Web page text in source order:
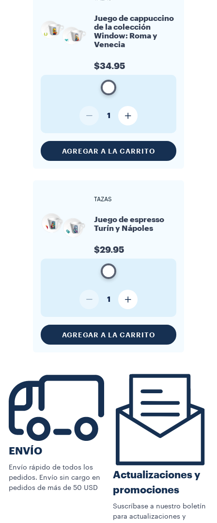
Juego de cappuccino
de la colección
Window: Roma y
Venecia
$34.95
1
AGREGAR A LA CARRITO
TAZAS
Juego de espresso
Turín y Nápoles
$29.95
1
AGREGAR A LA CARRITO
ENVÍO
Envío rápido de todos los
pedidos. Envío sin cargo en
pedidos de más de 50 USD
Actualizaciones y
promociones
Suscríbase a nuestro boletín
para actualizaciones y